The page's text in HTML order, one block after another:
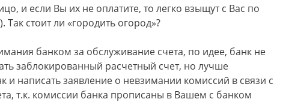
и если Вы их не оплатите, то легко взыщут с Вас по
Так стоит ли «городить огород»?
банком за обслуживание счета, по идее, банк не
заблокированный расчетный счет, но лучше
и написать заявление о невзимании комиссий в связи с
т.к. комиссии банка прописаны в Вашем с банком